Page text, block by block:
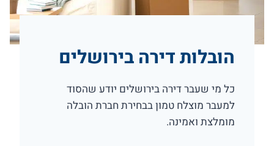
הובלות דירה בירושלים
כל מי שעבר דירה בירושלים יודע שהסוד
למעבר מוצלח טמון בבחירת חברת הובלה
מומלצת ואמינה.